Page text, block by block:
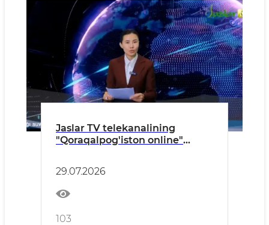
Jaslar TV telekanalining
"Qoraqalpog'iston online"
yo‘llarini qurish va ta'mirlash
borasida amalga oshirilayotgan
bunyodkorlik ishlari haqida
maxsus reportaj tayyorlandi.
29.07.2026
103